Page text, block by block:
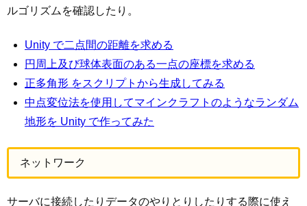
ルゴリズムを確認したり。
Unity で二点間の距離を求める
円周上及び球体表面のある一点の座標を求める
正多角形 をスクリプトから生成してみる
中点変位法を使用してマインクラフトのようなランダム
地形を Unity で作ってみた
ネットワーク
サーバに接続したりデータのやりとりしたりする際に使え